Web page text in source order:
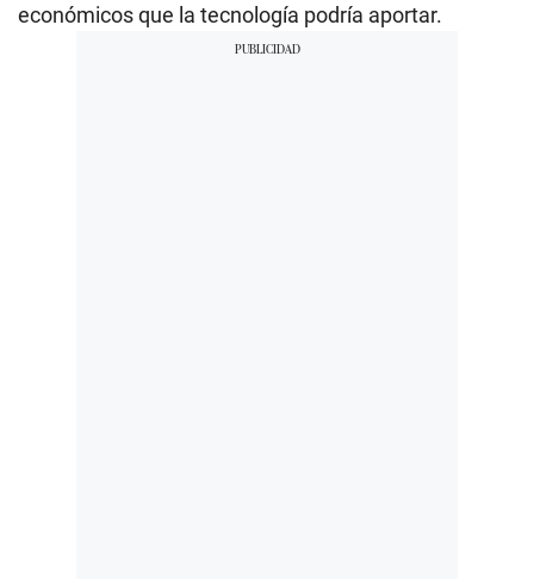
económicos que la tecnología podría aportar.